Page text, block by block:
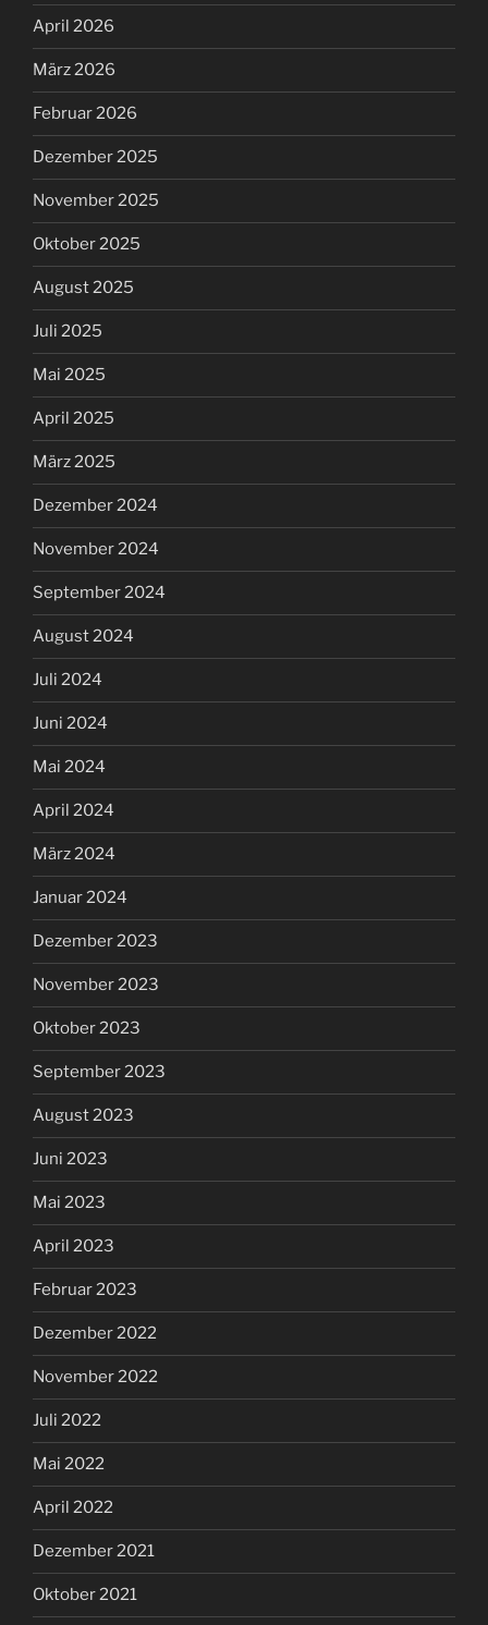
April 2026
März 2026
Februar 2026
Dezember 2025
November 2025
Oktober 2025
August 2025
Juli 2025
Mai 2025
April 2025
März 2025
Dezember 2024
November 2024
September 2024
August 2024
Juli 2024
Juni 2024
Mai 2024
April 2024
März 2024
Januar 2024
Dezember 2023
November 2023
Oktober 2023
September 2023
August 2023
Juni 2023
Mai 2023
April 2023
Februar 2023
Dezember 2022
November 2022
Juli 2022
Mai 2022
April 2022
Dezember 2021
Oktober 2021